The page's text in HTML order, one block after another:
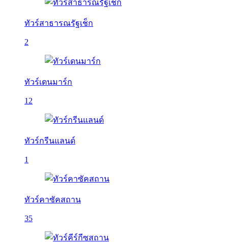
ทัวร์สาธารณรัฐเช็ก
2
ทัวร์เดนมาร์ก
12
ทัวร์กรีนแลนด์
1
ทัวร์คาซัคสถาน
35